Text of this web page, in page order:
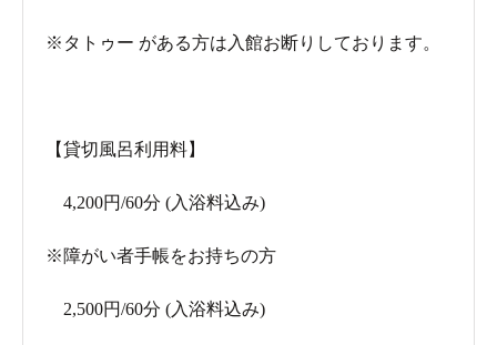
※タトゥー がある方は入館お断りしております。
【貸切風呂利用料】
4,200円/60分 (入浴料込み)
※障がい者手帳をお持ちの方
2,500円/60分 (入浴料込み)